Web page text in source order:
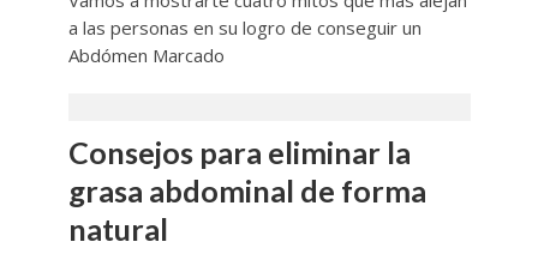
a las personas en su logro de conseguir un
Abdómen Marcado
Consejos para eliminar la
grasa abdominal de forma
natural